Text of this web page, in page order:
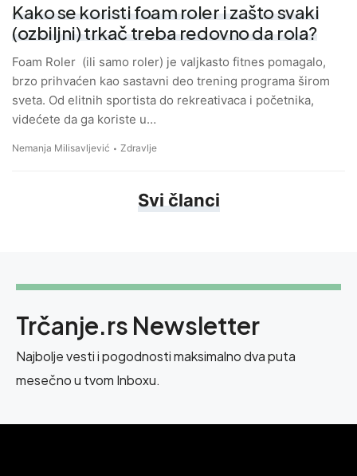
Kako se koristi foam roler i zašto svaki
(ozbiljni) trkač treba redovno da rola?
Foam Roler (ili samo roler) je valjkasto fitnes pomagalo,
brzo prihvaćen kao sastavni deo trening programa širom
sveta. Od elitnih sportista do rekreativaca i početnika,
videćete da ga koriste u…
Nemanja Milisavljević Zdravlje
Svi članci
Trčanje.rs Newsletter
Najbolje vesti i pogodnosti maksimalno dva puta
mesečno u tvom Inboxu.